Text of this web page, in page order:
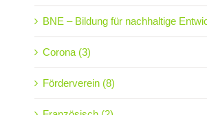
BNE – Bildung für nachhaltige
Corona (3)
Förderverein (8)